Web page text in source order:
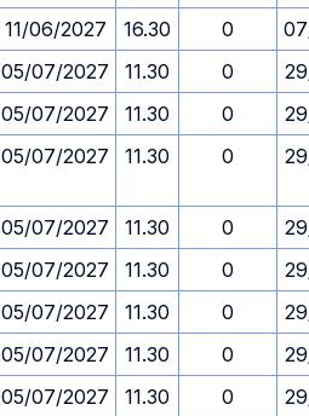
11/06/2027 16.30 0
05/07/2027 11.30 0
05/07/2027 11.30 0
05/07/2027 11.30 0
05/07/2027 11.30 0
05/07/2027 11.30 0
05/07/2027 11.30 0
05/07/2027 11.30 0
05/07/2027 11.30 0